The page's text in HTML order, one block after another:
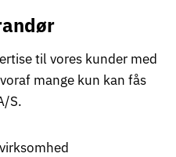
til vores kunder med
mange kun kan fås
S.